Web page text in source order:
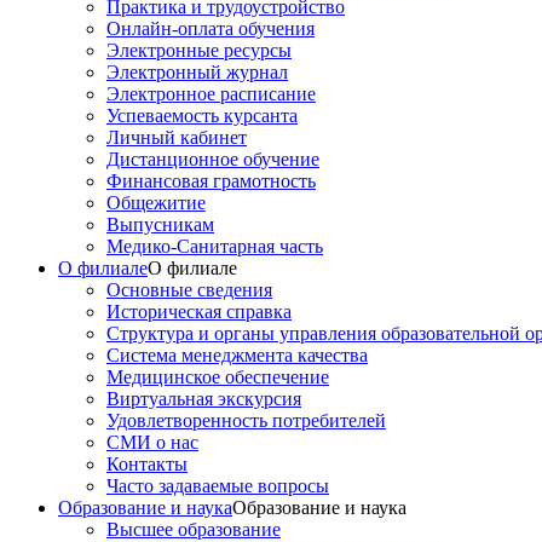
Практика и трудоустройство
Онлайн-оплата обучения
Электронные ресурсы
Электронный журнал
Электронное расписание
Успеваемость курсанта
Личный кабинет
Дистанционное обучение
Финансовая грамотность
Общежитие
Выпусникам
Медико-Санитарная часть
О филиалеО филиале
Основные сведения
Историческая справка
Структура и органы управления образовательной
Система менеджмента качества
Медицинское обеспечение
Виртуальная экскурсия
Удовлетворенность потребителей
СМИ о нас
Контакты
Часто задаваемые вопросы
Образование и наукаОбразование и наука
Высшее образование